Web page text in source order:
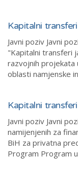
Kapitalni
Javni poziv Javni
"Kapitalni transferi
razvojnih projekata
oblasti namjenske
Kapitalni
Javni poziv Javni
namijenjenih za
BiH za privatna
Program Program